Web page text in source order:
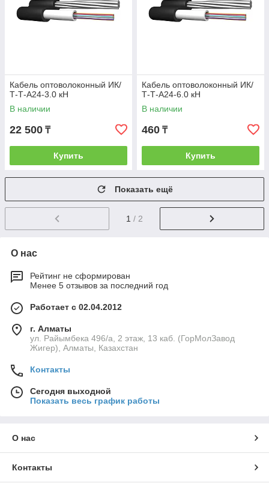
Кабель оптоволоконный ИК/
Т-Т-А24-3.0 кН
В наличии
22 500 ₸
Купить
Кабель оптоволоконный ИК/
Т-Т-А24-6.0 кН
В наличии
460 ₸
Купить
Показать ещё
1 / 2
О нас
Рейтинг не сформирован
Менее 5 отзывов за последний год
Работает с 02.04.2012
г. Алматы
ул. Райымбека 496/а, 2 этаж, 13 каб. (ГорМолЗавод
Жигер), Алматы, Казахстан
Контакты
Сегодня выходной
Показать весь график работы
О нас
Контакты